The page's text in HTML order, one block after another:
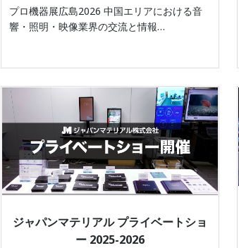
プロ機器展広島2026 中国エリアにおける音
響・照明・映像業界の交流と情報…
ジャパンマテリアル プライベートショ
ー 2025-2026